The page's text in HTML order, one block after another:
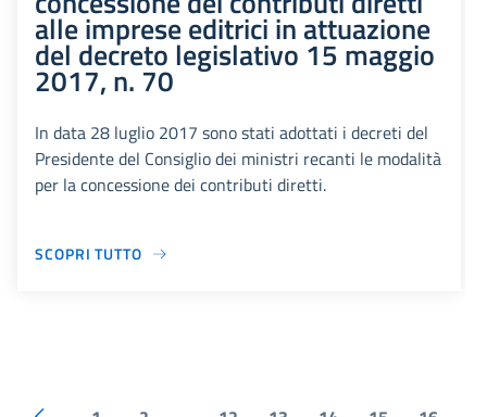
alle imprese editrici in attuazione
del decreto legislativo 15 maggio
2017, n. 70
In data 28 luglio 2017 sono stati adottati i decreti del
Presidente del Consiglio dei ministri recanti le modalità
per la concessione dei contributi diretti.
SCOPRI TUTTO